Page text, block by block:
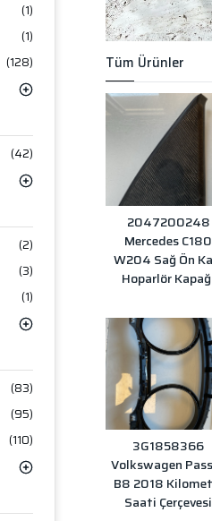
(1)
(1)
(128)
(42)
(2)
(3)
(1)
(83)
(95)
(110)
Tüm Ürünler
2047200248
Mercedes C180
W204 Sağ Ön
Hoparlör
3G1858366
Volkswagen
B8 2018
Saati Çerçevesi